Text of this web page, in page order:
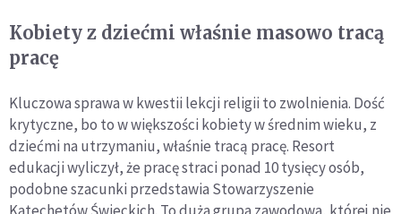
Kobiety z dziećmi właśnie masowo tracą
pracę
Kluczowa sprawa w kwestii lekcji religii to zwolnienia. Dość
krytyczne, bo to w większości kobiety w średnim wieku, z
dziećmi na utrzymaniu, właśnie tracą pracę. Resort
edukacji wyliczył, że pracę straci ponad 10 tysięcy osób,
podobne szacunki przedstawia Stowarzyszenie